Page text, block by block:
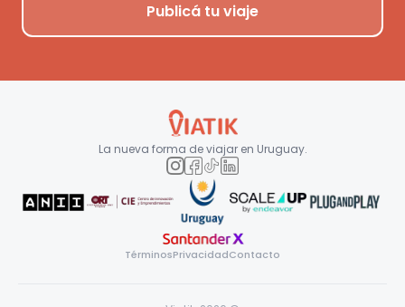
Publicá tu viaje
La nueva forma de viajar en Uruguay.
TérminosPrivacidadContacto